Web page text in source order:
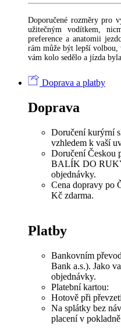
Doporučené rozměry pro
užitečným vodítkem,
preference a anatomii
rám může být lepší
vám kolo sedělo a jízda
Doprava a platby
Doprava
Doručení kurýrní
vzhledem k vaší
Doručení
BALÍK DO
objednávky.
Cena dopravy po
Kč zdarma.
Platby
Bankovním
Bank a.s.). Jako
objednávky.
Platební kartou:
Hotově při
Na splátky bez
placení v